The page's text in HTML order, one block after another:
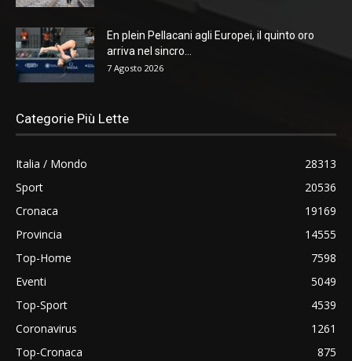
En plein Pellacani agli Europei, il quinto oro
arriva nel sincro...
7 Agosto 2026
Categorie Più Lette
Italia / Mondo
28313
Sport
20536
Cronaca
19169
Provincia
14555
Top-Home
7598
Eventi
5049
Top-Sport
4539
Coronavirus
1261
Top-Cronaca
875